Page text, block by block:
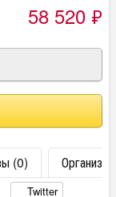
58 520 ₽
(0)
Twitter